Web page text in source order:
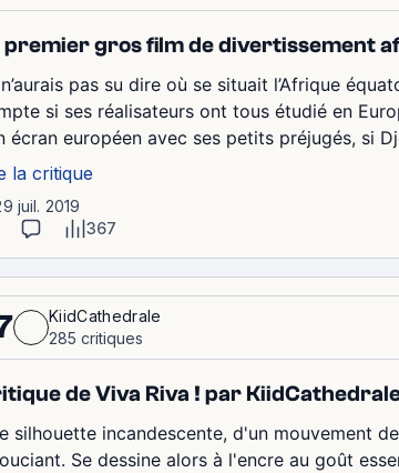
premier gros film de divertissement
pas su dire où se situait l’Afrique
si ses réalisateurs ont tous étudié en
écran européen avec ses petits préjugés, si
la critique
juil. 2019
367
KiidCathedrale
285 critiques
de Viva Riva ! par
silhouette incandescente, d'un mouvement
Se dessine alors à l'encre au goût